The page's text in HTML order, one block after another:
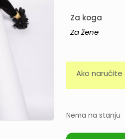
Za koga
Za žene
Ako naručite
Nema na stanju